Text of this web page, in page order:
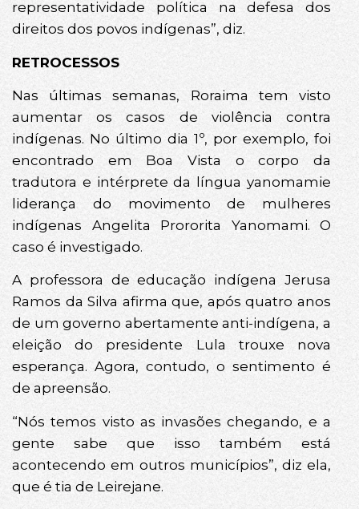
representatividade política na defesa dos
direitos dos povos indígenas”, diz.
RETROCESSOS
Nas últimas semanas, Roraima tem visto
aumentar os casos de violência contra
indígenas. No último dia 1º, por exemplo, foi
encontrado em Boa Vista o corpo da
tradutora e intérprete da língua yanomamie
liderança do movimento de mulheres
indígenas Angelita Prororita Yanomami. O
caso é investigado.
A professora de educação indígena Jerusa
Ramos da Silva afirma que, após quatro anos
de um governo abertamente anti-indígena, a
eleição do presidente Lula trouxe nova
esperança. Agora, contudo, o sentimento é
de apreensão.
“Nós temos visto as invasões chegando, e a
gente sabe que isso também está
acontecendo em outros municípios”, diz ela,
que é tia de Leirejane.